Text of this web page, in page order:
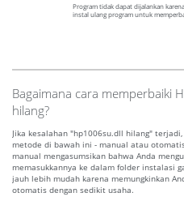
Program tidak dapat dijalankan
instal ulang program untuk
Bagaimana cara memperbaiki
hilang?
Jika kesalahan "hp1006su.dll hilang"
metode di bawah ini - manual atau
manual mengasumsikan bahwa Anda
memasukkannya ke dalam folder instalasi
jauh lebih mudah karena memungkinkan
otomatis dengan sedikit usaha.